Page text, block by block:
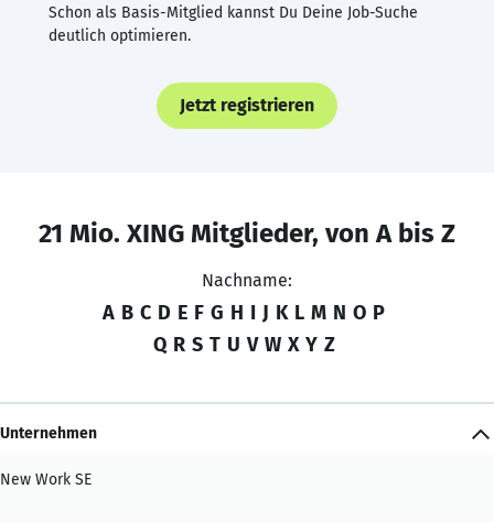
Schon als Basis-Mitglied kannst Du Deine Job-Suche
deutlich optimieren.
Jetzt registrieren
21 Mio. XING Mitglieder, von A bis Z
Nachname:
A B C D E F G H I J K L M N O P
Q R S T U V W X Y Z
Unternehmen
New Work SE